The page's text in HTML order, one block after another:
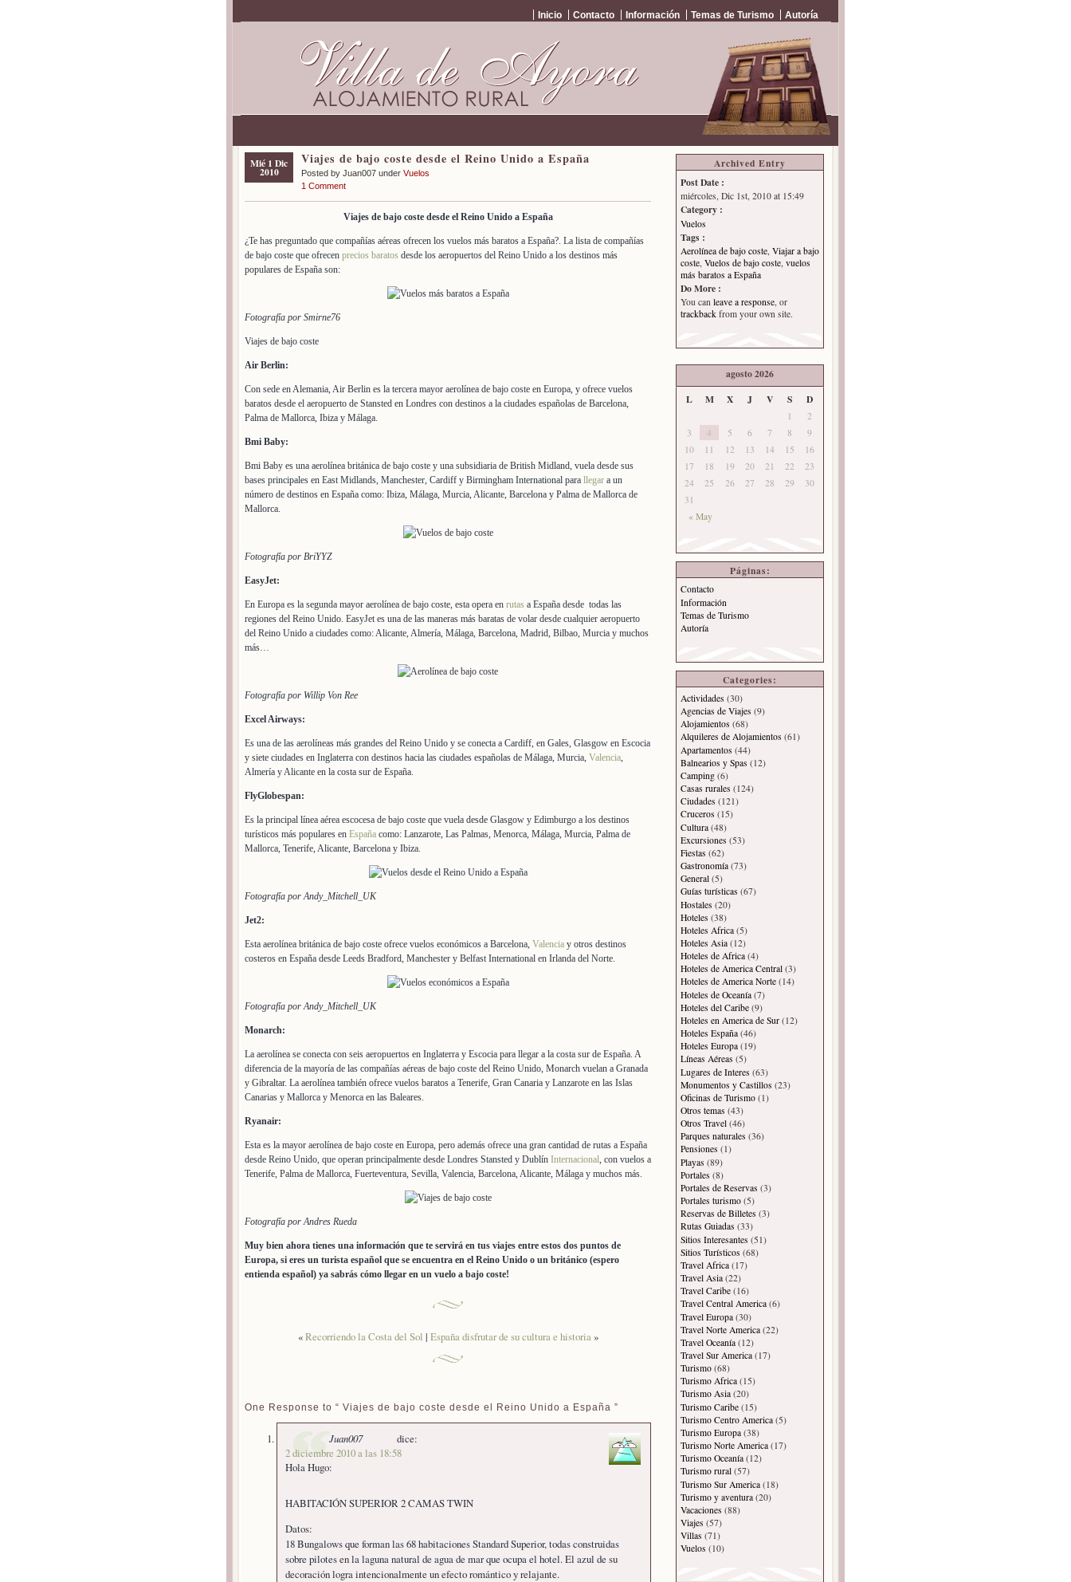
Inicio Contacto Información Temas de Turismo Autoría
Mié 1 Dic
2010
Viajes de bajo coste desde el Reino Unido a España
Posted by Juan007 under Vuelos
1 Comment
Viajes de bajo coste desde el Reino Unido a España
¿Te has preguntado que compañías aéreas ofrecen los vuelos más baratos a España?. La lista de compañías
de bajo coste que ofrecen precios baratos desde los aeropuertos del Reino Unido a los destinos más
populares de España son:
Fotografía por Smirne76
Viajes de bajo coste
Air Berlin:
Con sede en Alemania, Air Berlin es la tercera mayor aerolínea de bajo coste en Europa, y ofrece vuelos
baratos desde el aeropuerto de Stansted en Londres con destinos a la ciudades españolas de Barcelona,
Palma de Mallorca, Ibiza y Málaga.
Bmi Baby:
Bmi Baby es una aerolínea británica de bajo coste y una subsidiaria de British Midland, vuela desde sus
bases principales en East Midlands, Manchester, Cardiff y Birmingham International para llegar a un
número de destinos en España como: Ibiza, Málaga, Murcia, Alicante, Barcelona y Palma de Mallorca de
Mallorca.
Fotografía por BriYYZ
EasyJet:
En Europa es la segunda mayor aerolínea de bajo coste, esta opera en rutas a España desde todas las
regiones del Reino Unido. EasyJet es una de las maneras más baratas de volar desde cualquier aeropuerto
del Reino Unido a ciudades como: Alicante, Almería, Málaga, Barcelona, Madrid, Bilbao, Murcia y muchos
más…
Fotografía por Willip Von Ree
Excel Airways:
Es una de las aerolíneas más grandes del Reino Unido y se conecta a Cardiff, en Gales, Glasgow en Escocia
y siete ciudades en Inglaterra con destinos hacia las ciudades españolas de Málaga, Murcia, Valencia,
Almería y Alicante en la costa sur de España.
FlyGlobespan:
Es la principal línea aérea escocesa de bajo coste que vuela desde Glasgow y Edimburgo a los destinos
turísticos más populares en España como: Lanzarote, Las Palmas, Menorca, Málaga, Murcia, Palma de
Mallorca, Tenerife, Alicante, Barcelona y Ibiza.
Fotografía por Andy_Mitchell_UK
Jet2:
Esta aerolínea británica de bajo coste ofrece vuelos económicos a Barcelona, Valencia y otros destinos
costeros en España desde Leeds Bradford, Manchester y Belfast International en Irlanda del Norte.
Fotografía por Andy_Mitchell_UK
Monarch:
La aerolínea se conecta con seis aeropuertos en Inglaterra y Escocia para llegar a la costa sur de España. A
diferencia de la mayoría de las compañías aéreas de bajo coste del Reino Unido, Monarch vuelan a Granada
y Gibraltar. La aerolínea también ofrece vuelos baratos a Tenerife, Gran Canaria y Lanzarote en las Islas
Canarias y Mallorca y Menorca en las Baleares.
Ryanair:
Esta es la mayor aerolínea de bajo coste en Europa, pero además ofrece una gran cantidad de rutas a España
desde Reino Unido, que operan principalmente desde Londres Stansted y Dublín Internacional, con vuelos a
Tenerife, Palma de Mallorca, Fuerteventura, Sevilla, Valencia, Barcelona, Alicante, Málaga y muchos más.
Fotografía por Andres Rueda
Muy bien ahora tienes una información que te servirá en tus viajes entre estos dos puntos de
Europa, si eres un turista español que se encuentra en el Reino Unido o un británico (espero
entienda español) ya sabrás cómo llegar en un vuelo a bajo coste!
«Recorriendo la Costa del Sol | España disfrutar de su cultura e historia»
One Response to “ Viajes de bajo coste desde el Reino Unido a España ”
Juan007
dice:
2 diciembre 2010 a las 18:58
Hola Hugo:
HABITACIÓN SUPERIOR 2 CAMAS TWIN
Datos:
18 Bungalows que forman las 68 habitaciones Standard Superior, todas construidas
sobre pilotes en la laguna natural de agua de mar que ocupa el hotel. El azul de su
decoración logra intencionalmente un efecto romántico y relajante.
Archived Entry
Post Date :
miércoles, Dic 1st, 2010 at 15:49
Category :
Vuelos
Tags :
Aerolínea de bajo coste Viajar a bajo
coste Vuelos de bajo coste vuelos
más baratos a España
Do More :
You can leave a response, or
trackback from your own site.
agosto 2026
L
M X J V S D
« May
1
2
3
4 5 6 7 8
9
10
11 12 13 14 15
16
17
18 19 20 21 22
23
24
25 26 27 28 29
30
31
Páginas:
Contacto
Información
Temas de Turismo
Autoría
Categories:
Actividades (30)
Agencias de Viajes (9)
Alojamientos (68)
Alquileres de Alojamientos (61)
Apartamentos (44)
Balnearios y Spas (12)
Camping (6)
Casas rurales (124)
Ciudades (121)
Cruceros (15)
Cultura (48)
Excursiones (53)
Fiestas (62)
Gastronomía (73)
General (5)
Guías turísticas (67)
Hostales (20)
Hoteles (38)
Hoteles Africa (5)
Hoteles Asia (12)
Hoteles de Africa (4)
Hoteles de America Central (3)
Hoteles de America Norte (14)
Hoteles de Oceanía (7)
Hoteles del Caribe (9)
Hoteles en America de Sur (12)
Hoteles España (46)
Hoteles Europa (19)
Líneas Aéreas (5)
Lugares de Interes (63)
Monumentos y Castillos (23)
Oficinas de Turismo (1)
Otros temas (43)
Otros Travel (46)
Parques naturales (36)
Pensiones (1)
Playas (89)
Portales (8)
Portales de Reservas (3)
Portales turismo (5)
Reservas de Billetes (3)
Rutas Guiadas (33)
Sitios Interesantes (51)
Sitios Turísticos (68)
Travel Africa (17)
Travel Asia (22)
Travel Caribe (16)
Travel Central America (6)
Travel Europa (30)
Travel Norte America (22)
Travel Oceanía (12)
Travel Sur America (17)
Turismo (68)
Turismo Africa (15)
Turismo Asia (20)
Turismo Caribe (15)
Turismo Centro America (5)
Turismo Europa (38)
Turismo Norte America (17)
Turismo Oceanía (12)
Turismo rural (57)
Turismo Sur America (18)
Turismo y aventura (20)
Vacaciones (88)
Viajes (57)
Villas (71)
Vuelos (10)